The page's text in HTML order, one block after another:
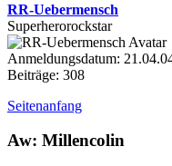
RR-Uebermensch
Superherorockstar
Anmeldungsdatum:
Beiträge: 308
Seitenanfang
Aw: Millencolin